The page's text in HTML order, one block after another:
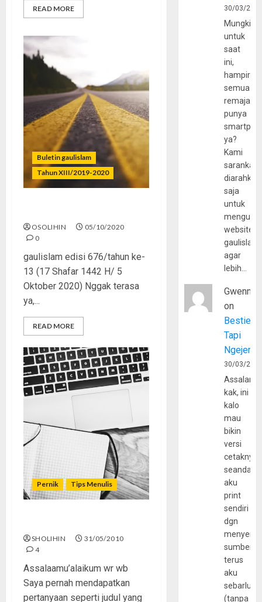
READ MORE
Buletin gaulislam
Tahun XIII/2019-2020
OSOLIHIN
05/10/2020
0
gaulislam edisi 676/tahun ke-
13 (17 Shafar 1442 H/ 5
Oktober 2020) Nggak terasa
ya,...
READ MORE
Pernik Tips Menulis
SHOLIHIN
31/05/2010
4
Assalaamu’alaikum wr wb
Saya pernah mendapatkan
pertanyaan seperti judul yang
30/03/
Mungkin
untuk
saat
ini,
hampir
semua
remaja
punya
ya?
Kami
sarankan,
diarahkan
saja
untuk
website
agar
lebih…
Gwenny
on
Bestie
Tapi
30/03/
kak, ini
kalo
mau
bikin
versi
cetaknya
aku
print
sendiri
dgn
sumber
terus
aku
(tanpa